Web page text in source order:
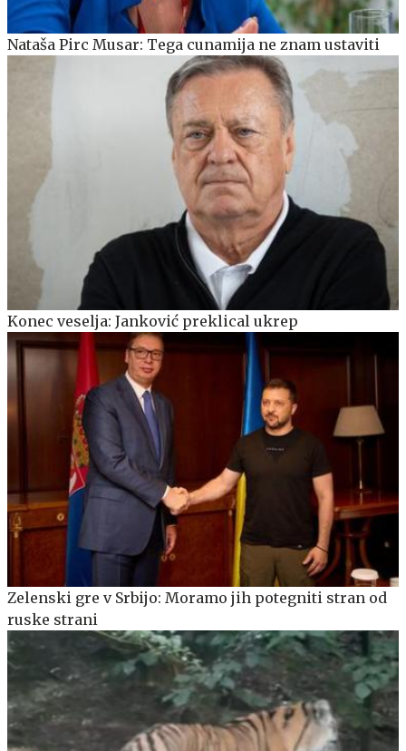
Nataša Pirc Musar: Tega cunamija ne znam ustaviti
Konec veselja: Janković preklical ukrep
Zelenski gre v Srbijo: Moramo jih potegniti stran od
ruske strani